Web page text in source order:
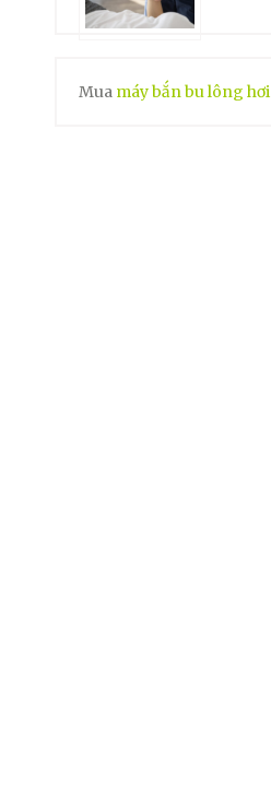
Mua máy bắn bu lông hơi